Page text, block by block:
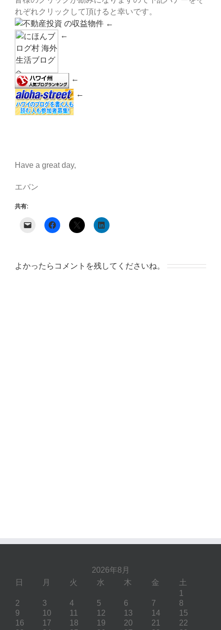
れぞれクリックして頂けると幸いです。
←
←
←
←
Have a great day,
エバン
共有:
よかったらコメントを残してくださいね。
2026年8月
日 月 火 水 木 金 土
1
2
3 4 5 6 7
8
9
10 11 12 13 14
15
16
17 18 19 20 21
22